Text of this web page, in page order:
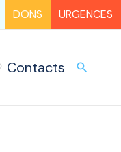
DONS URGENCES
Contacts search